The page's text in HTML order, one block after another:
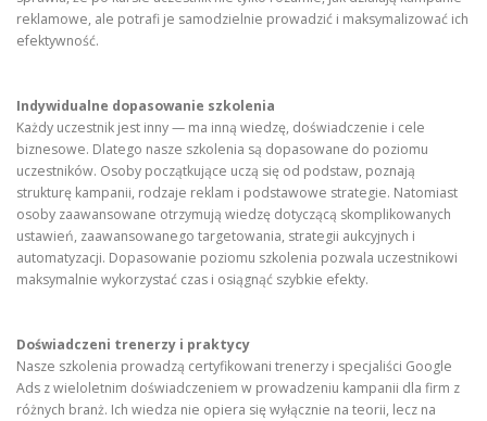
reklamowe, ale potrafi je samodzielnie prowadzić i maksymalizować ich
efektywność.
Indywidualne dopasowanie szkolenia
Każdy uczestnik jest inny — ma inną wiedzę, doświadczenie i cele
biznesowe. Dlatego nasze szkolenia są dopasowane do poziomu
uczestników. Osoby początkujące uczą się od podstaw, poznają
strukturę kampanii, rodzaje reklam i podstawowe strategie. Natomiast
osoby zaawansowane otrzymują wiedzę dotyczącą skomplikowanych
ustawień, zaawansowanego targetowania, strategii aukcyjnych i
automatyzacji. Dopasowanie poziomu szkolenia pozwala uczestnikowi
maksymalnie wykorzystać czas i osiągnąć szybkie efekty.
Doświadczeni trenerzy i praktycy
Nasze szkolenia prowadzą certyfikowani trenerzy i specjaliści Google
Ads z wieloletnim doświadczeniem w prowadzeniu kampanii dla firm z
różnych branż. Ich wiedza nie opiera się wyłącznie na teorii, lecz na